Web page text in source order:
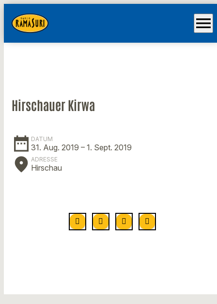
menu
Hirschauer Kirwa
date_range DATUM
31. Aug. 2019 – 1. Sept. 2019
place ADRESSE
Hirschau